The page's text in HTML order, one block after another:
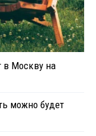
в Москву на
можно будет